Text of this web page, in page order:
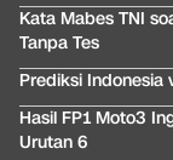
Kata Mabes TNI
Tanpa Tes
Prediksi Indonesia
Hasil FP1 Moto3
Urutan 6